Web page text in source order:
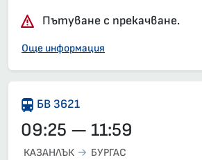
Пътуване с прекачване.
Още информация
БВ 3621
09:25 — 11:59
КАЗАНЛЪК БУРГАС